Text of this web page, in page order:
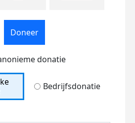
Doneer
donatie
Bedrijfsdonatie